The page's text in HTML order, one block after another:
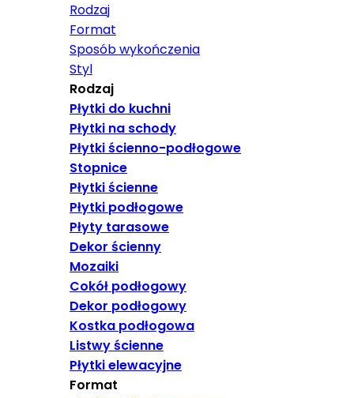
Rodzaj
Format
Sposób wykończenia
Styl
Rodzaj
Płytki do kuchni
Płytki na schody
Płytki ścienno-podłogowe
Stopnice
Płytki ścienne
Płytki podłogowe
Płyty tarasowe
Dekor ścienny
Mozaiki
Cokół podłogowy
Dekor podłogowy
Kostka podłogowa
Listwy ścienne
Płytki elewacyjne
Format